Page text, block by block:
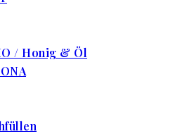
/ Honig & Öl